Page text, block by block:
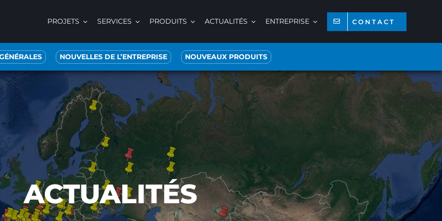
PROJETS SERVICES PRODUITS ACTUALITÉS ENTREPRISE CONTACT
NOUVELLES DE L’ENTREPRISE NOUVEAUX PRODUITS
ACTUALITÉS